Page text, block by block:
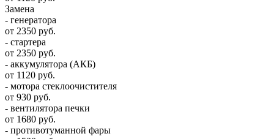
Замена
- генератора
от 2350 руб.
- стартера
от 2350 руб.
- аккумулятора (АКБ)
от 1120 руб.
- мотора стеклоочистителя
от 930 руб.
- вентилятора печки
от 1680 руб.
- противотуманной фары